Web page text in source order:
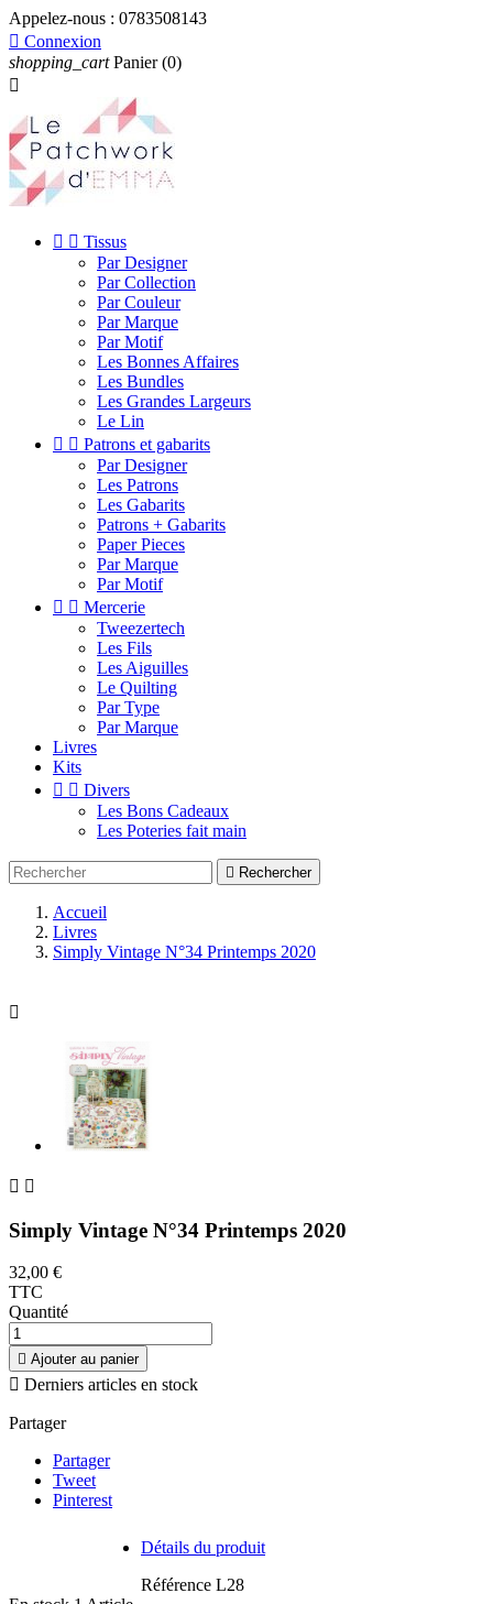
Appelez-nous : 0783508143
 Connexion
shopping_cart Panier (0)

  Tissus
Par Designer
Par Collection
Par Couleur
Par Marque
Par Motif
Les Bonnes Affaires
Les Bundles
Les Grandes Largeurs
Le Lin
  Patrons et gabarits
Par Designer
Les Patrons
Les Gabarits
Patrons + Gabarits
Paper Pieces
Par Marque
Par Motif
  Mercerie
Tweezertech
Les Fils
Les Aiguilles
Le Quilting
Par Type
Par Marque
Livres
Kits
  Divers
Les Bons Cadeaux
Les Poteries fait main
 Rechercher
Accueil
Livres
Simply Vintage N°34 Printemps 2020

 
Simply Vintage N°34 Printemps 2020
32,00 €
TTC
Quantité
 Ajouter au panier
 Derniers articles en stock
Partager
Partager
Tweet
Pinterest
Détails du produit
Référence L28